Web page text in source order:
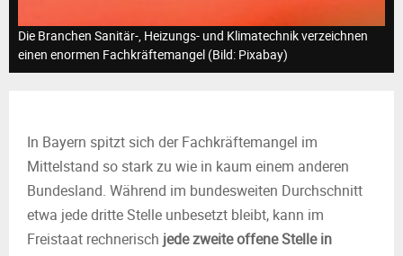
M
N
U
Die Branchen Sanitär-, Heizungs- und Klimatechnik verzeichnen
einen enormen Fachkräftemangel (Bild: Pixabay)
In Bayern spitzt sich der Fachkräftemangel im
Mittelstand so stark zu wie in kaum einem anderen
Bundesland. Während im bundesweiten Durchschnitt
etwa jede dritte Stelle unbesetzt bleibt, kann im
Freistaat rechnerisch jede zweite offene Stelle in